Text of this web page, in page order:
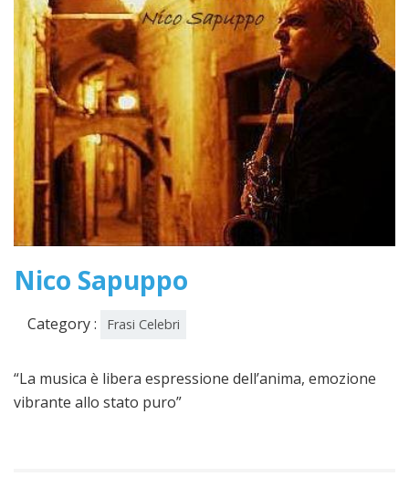
Nico Sapuppo
Category : Frasi Celebri
“La musica è libera espressione dell’anima, emozione
vibrante allo stato puro”